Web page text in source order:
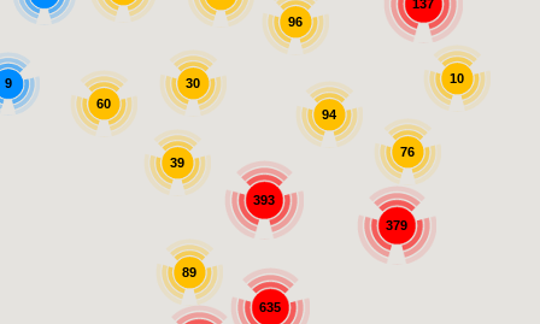
94
635
76
9
137
379
393
96
60
89
39
30 10